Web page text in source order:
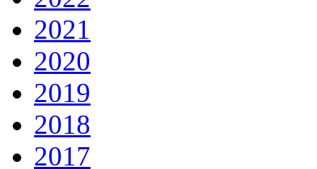
2021
2020
2019
2018
2017